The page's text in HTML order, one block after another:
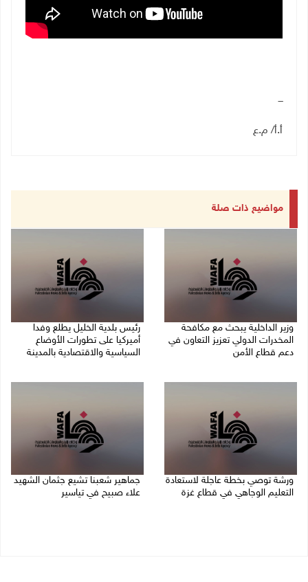
ـــ
أ.أ/ م.ع
مواضيع ذات صلة
وزير الداخلية يبحث مع مكافحة
المخدرات الدولي تعزيز التعاون في
دعم قطاع الأمن
رئيس بلدية الخليل يطلع وفدا
أميركيا على تطورات الأوضاع
السياسية والاقتصادية بالمدينة
ورشة توصي بخطة عاجلة لاستعادة
التعليم الوجاهي في قطاع غزة
جماهير شعبنا تشيع جثمان الشهيد
علاء صبيح في تياسير